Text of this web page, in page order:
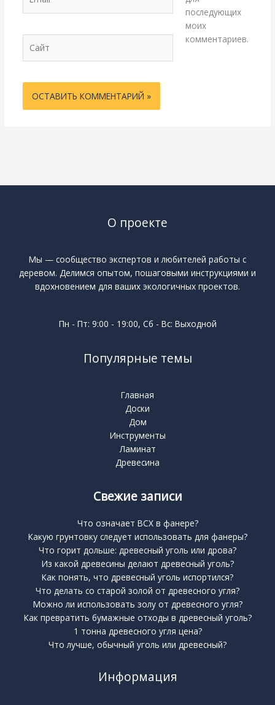
последующих
моих
комментариев.
О проекте
Мы — сообщество экспертов и любителей работы с
деревом. Делимся опытом, пошаговыми инструкциями и
вдохновением для ваших экологичных проектов.
Пн - Пт: 9:00 - 19:00, Сб - Вс: Выходной
Популярные темы
Главная
Доски
Дом
Инструменты
Ламинат
Древесина
Свежие записи
Что означает BCX в фанере?
Какую грунтовку следует использовать для фанеры?
Что горит дольше: древесный уголь или дрова?
Из какой древесины делают древесный уголь?
Как понять, что древесный уголь испортился?
Что делать со старой золой от древесного угля?
Можно ли использовать золу от древесного угля?
Как превратить бумажные отходы в древесный уголь?
1 тонна древесного угля цена?
Что лучше, обычный уголь или древесный?
Информация